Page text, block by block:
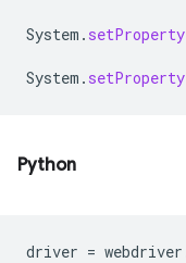
System . setProperty
System . setProperty
Python
driver = webdriver